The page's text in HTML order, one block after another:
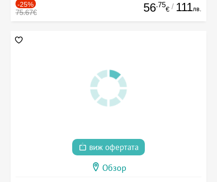
-25%
75.67€ 56.75
€ / 111лв.
виж офертата
Обзор